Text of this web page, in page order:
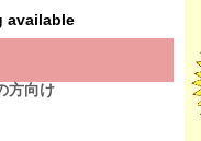
available
方向け